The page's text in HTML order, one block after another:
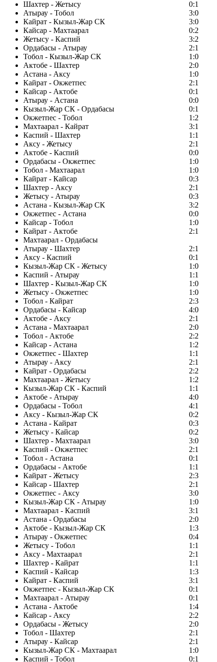
Шахтер - Жетысу
0:1
Атырау - Тобол
3:0
Кайрат - Кызыл-Жар СК
3:0
Кайсар - Махтаарал
0:2
Жетысу - Каспий
3:2
Ордабасы - Атырау
2:1
Тобол - Кызыл-Жар СК
1:0
Актобе - Шахтер
2:0
Астана - Аксу
1:0
Кайрат - Окжетпес
2:1
Кайсар - Актобе
0:1
Атырау - Астана
0:0
Кызыл-Жар СК - Ордабасы
0:1
Окжетпес - Тобол
1:2
Махтаарал - Кайрат
3:1
Каспий - Шахтер
1:1
Аксу - Жетысу
2:1
Актобе - Каспий
0:0
Ордабасы - Окжетпес
1:0
Тобол - Махтаарал
1:0
Кайрат - Кайсар
0:3
Шахтер - Аксу
2:1
Жетысу - Атырау
0:3
Астана - Кызыл-Жар СК
3:2
Окжетпес - Астана
0:0
Кайсар - Тобол
1:0
Кайрат - Актобе
2:1
Махтаарал - Ордабасы
Атырау - Шахтер
2:1
Аксу - Каспий
0:1
Кызыл-Жар СК - Жетысу
1:0
Каспий - Атырау
1:1
Шахтер - Кызыл-Жар СК
1:0
Жетысу - Окжетпес
1:0
Тобол - Кайрат
2:3
Ордабасы - Кайсар
4:0
Актобе - Аксу
2:1
Астана - Махтаарал
2:0
Тобол - Актобе
2:2
Кайсар - Астана
1:2
Окжетпес - Шахтер
1:1
Атырау - Аксу
2:1
Кайрат - Ордабасы
2:2
Махтаарал - Жетысу
1:2
Кызыл-Жар СК - Каспий
1:1
Актобе - Атырау
4:0
Ордабасы - Тобол
4:1
Аксу - Кызыл-Жар СК
0:2
Астана - Кайрат
0:3
Жетысу - Кайсар
0:2
Шахтер - Махтаарал
3:0
Каспий - Окжетпес
2:1
Тобол - Астана
0:1
Ордабасы - Актобе
1:1
Кайрат - Жетысу
2:3
Кайсар - Шахтер
2:1
Окжетпес - Аксу
3:0
Кызыл-Жар СК - Атырау
1:0
Махтаарал - Каспий
3:1
Астана - Ордабасы
2:0
Актобе - Кызыл-Жар СК
1:3
Атырау - Окжетпес
0:4
Жетысу - Тобол
1:1
Аксу - Махтаарал
2:1
Шахтер - Кайрат
1:1
Каспий - Кайсар
1:3
Кайрат - Каспий
3:1
Окжетпес - Кызыл-Жар СК
0:1
Махтаарал - Атырау
0:1
Астана - Актобе
1:4
Кайсар - Аксу
2:2
Ордабасы - Жетысу
2:0
Тобол - Шахтер
2:1
Атырау - Кайсар
2:1
Кызыл-Жар СК - Махтаарал
1:0
Каспий - Тобол
0:1